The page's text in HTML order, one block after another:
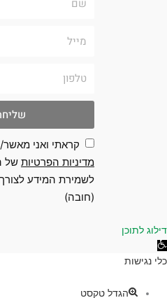
שליחה
קראתי ואני מאשר/ת
מדיניות הפרטיותשל
לשמירת המידע לצורך
(חובה)
לתוכן
הגדל טקסט